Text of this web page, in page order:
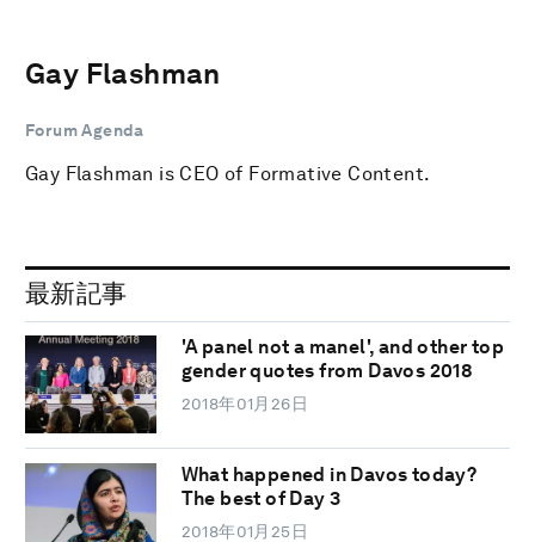
Gay Flashman
Forum Agenda
Gay Flashman is CEO of Formative Content.
最新記事
'A panel not a manel', and other top
gender quotes from Davos 2018
2018年01月26日
What happened in Davos today?
The best of Day 3
2018年01月25日